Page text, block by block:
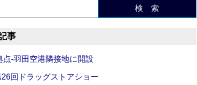
検 索
事
‐羽田空港隣接地に開設
回ドラッグストアショー